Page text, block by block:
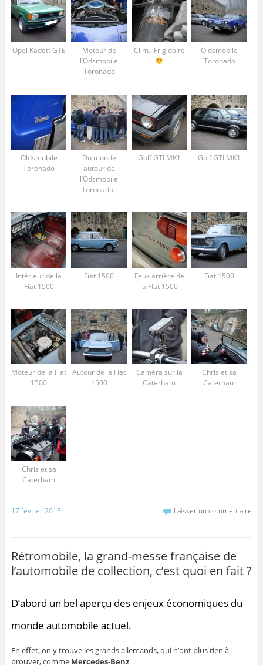
Opel Kadett GTE
Moteur de
l’Odsmobile
Toronado
Clim…Frigidaire
Oldsmobile
Toronado
Oldsmobile
Toronado
Du monde
autour de
l’Odsmobile
Toronado !
Golf GTI MK1 Golf GTI MK1
Intérieur de la
Fiat 1500
Fiat 1500
Feux arrière de
la FIat 1500
Fiat 1500
Moteur de la Fiat
1500
Autour de la Fiat
1500
Caméra sur la
Caterham
Chris et sa
Caterham
Chris et sa
Caterham
17 février 2013 Laisser un commentaire
Rétromobile, la grand-messe française de
l’automobile de collection, c’est quoi en fait ?
D’abord un bel aperçu des enjeux économiques du
monde automobile actuel.
En effet, on y trouve les grands allemands, qui n’ont plus rien à
prouver, comme Mercedes-Benz